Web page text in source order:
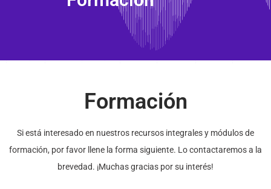
Formación
Si está interesado en nuestros recursos integrales y módulos de
formación, por favor llene la forma siguiente. Lo contactaremos a la
brevedad. ¡Muchas gracias por su interés!